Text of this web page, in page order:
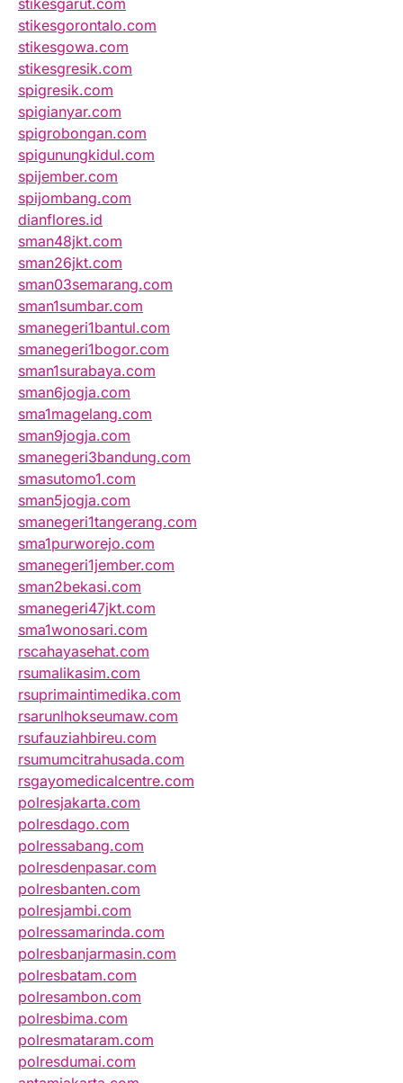
stikesgarut.com
stikesgorontalo.com
stikesgowa.com
stikesgresik.com
spigresik.com
spigianyar.com
spigrobongan.com
spigunungkidul.com
spijember.com
spijombang.com
dianflores.id
sman48jkt.com
sman26jkt.com
sman03semarang.com
sman1sumbar.com
smanegeri1bantul.com
smanegeri1bogor.com
sman1surabaya.com
sman6jogja.com
sma1magelang.com
sman9jogja.com
smanegeri3bandung.com
smasutomo1.com
sman5jogja.com
smanegeri1tangerang.com
sma1purworejo.com
smanegeri1jember.com
sman2bekasi.com
smanegeri47jkt.com
sma1wonosari.com
rscahayasehat.com
rsumalikasim.com
rsuprimaintimedika.com
rsarunlhokseumaw.com
rsufauziahbireu.com
rsumumcitrahusada.com
rsgayomedicalcentre.com
polresjakarta.com
polresdago.com
polressabang.com
polresdenpasar.com
polresbanten.com
polresjambi.com
polressamarinda.com
polresbanjarmasin.com
polresbatam.com
polresambon.com
polresbima.com
polresmataram.com
polresdumai.com